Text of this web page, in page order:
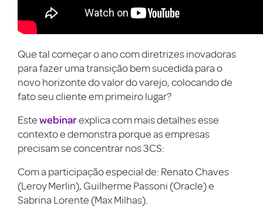
Que tal começar o ano com diretrizes inovadoras
para fazer uma transição bem sucedida para o
novo horizonte do valor do varejo, colocando de
fato seu cliente em primeiro lugar?
Este webinarexplica com mais detalhes esse
contexto e demonstra porque as empresas
precisam se concentrar nos 3CS:
Com a participação especial de: Renato Chaves
(Leroy Merlin), Guilherme Passoni (Oracle) e
Sabrina Lorente (Max Milhas).